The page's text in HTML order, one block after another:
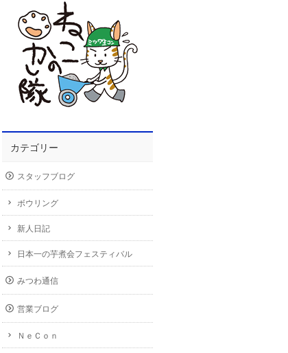
カテゴリー
スタッフブログ
ボウリング
新人日記
日本一の芋煮会フェスティバル
みつわ通信
営業ブログ
ＮｅＣｏｎ